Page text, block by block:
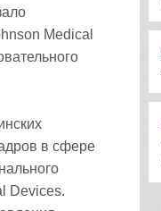
Medical
в сфере
Devices.